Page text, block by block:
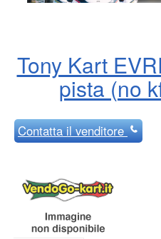
Tony Kart
pista (no
Contattail venditore